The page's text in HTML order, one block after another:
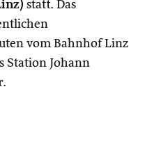
statt. Das
vom Bahnhof Linz
Station Johann